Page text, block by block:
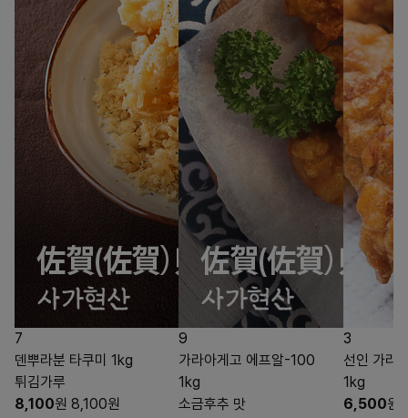
7
덴뿌라분 타쿠미 1kg
튀김가루
8,100원 8,100원
9
가라아게고 에프알-100
1kg
소금후추 맛
3
선인 가라
1kg
6,500원